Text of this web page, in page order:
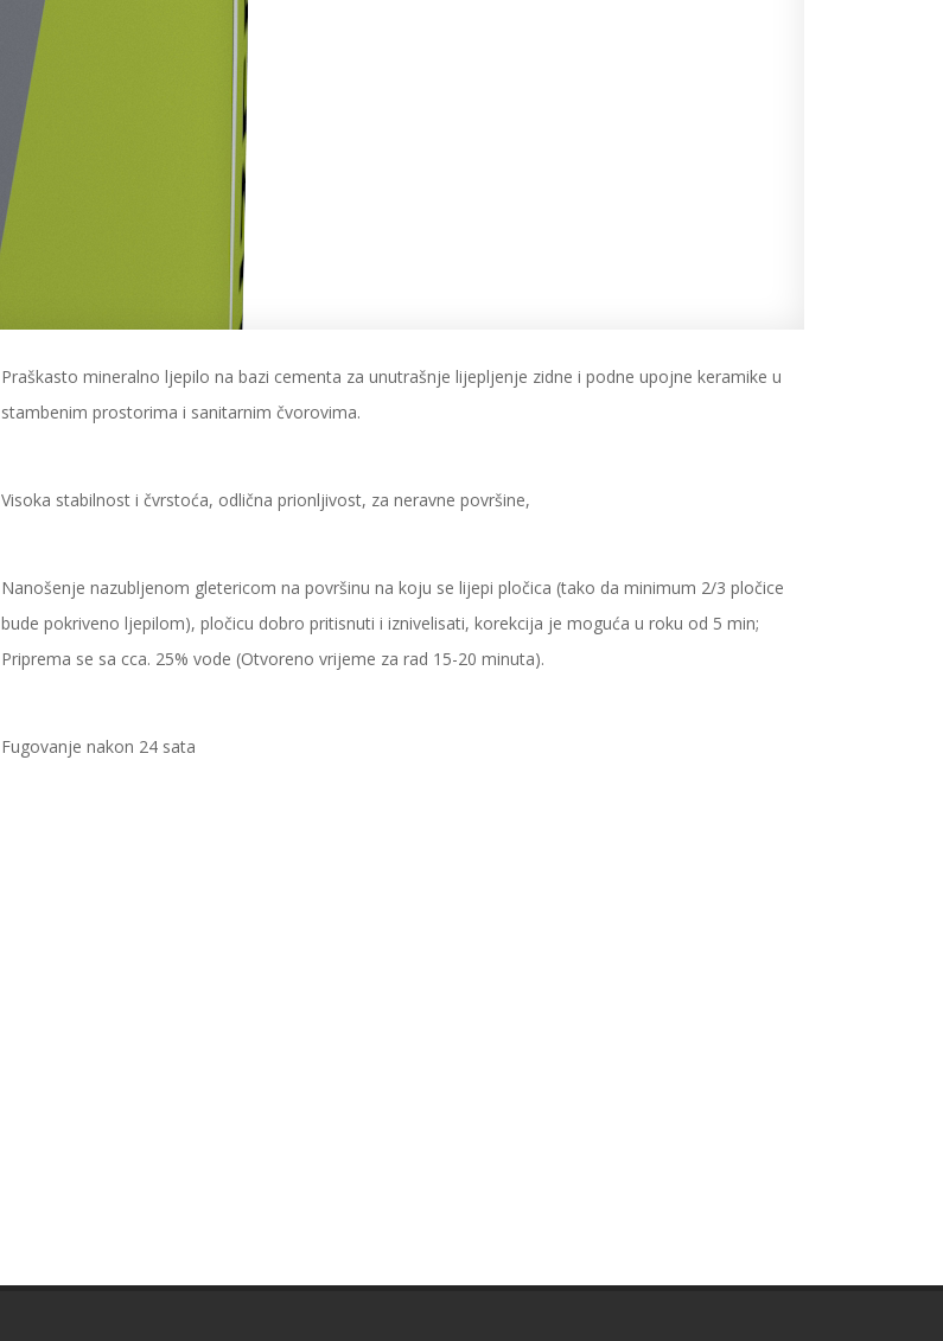
Praškasto mineralno ljepilo na bazi cementa za unutrašnje lijepljenje zidne i podne upojne keramike u
stambenim prostorima i sanitarnim čvorovima.
Visoka stabilnost i čvrstoća, odlična prionljivost, za neravne površine,
Nanošenje nazubljenom gletericom na površinu na koju se lijepi pločica (tako da minimum 2/3 pločice
bude pokriveno ljepilom), pločicu dobro pritisnuti i iznivelisati, korekcija je moguća u roku od 5 min;
Priprema se sa cca. 25% vode (Otvoreno vrijeme za rad 15-20 minuta).
Fugovanje nakon 24 sata